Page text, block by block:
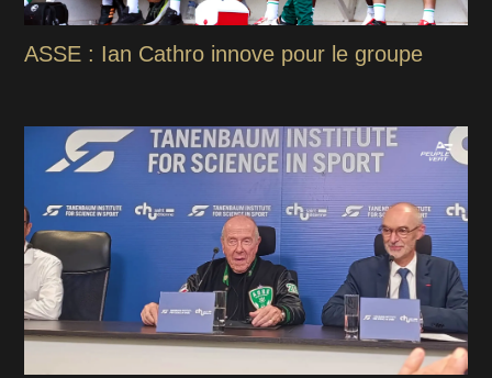
ASSE : Ian Cathro innove pour le groupe